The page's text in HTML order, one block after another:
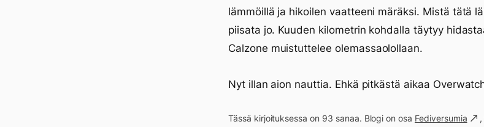
lämmöillä ja hikoilen vaatteeni märäksi. Mistä tätä
piisata jo. Kuuden kilometrin kohdalla täytyy
Calzone muistuttelee olemassaolollaan.
Nyt illan aion nauttia. Ehkä pitkästä aikaa
Tässä kirjoituksessa on 93 sanaa. Blogi on osa Fediversumia